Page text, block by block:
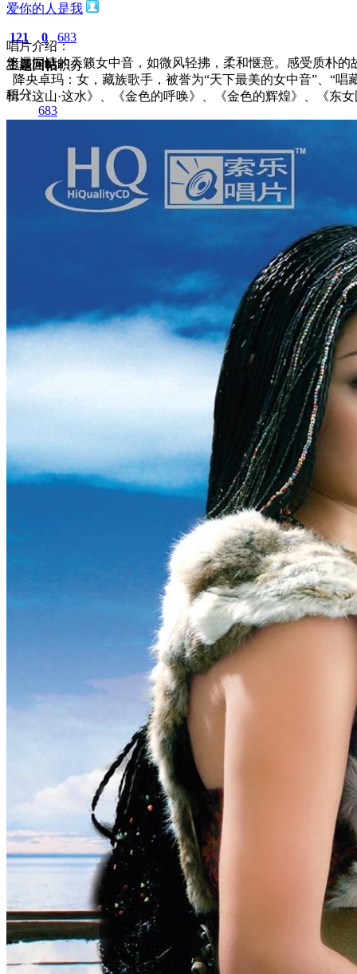
爱你的人是我
121
主题
0
回帖
683
积分
积分
683
唱片介绍：
悠远深情的天籁女中音，如微风轻拂，柔和惬意。感受质朴的
降央卓玛：女，藏族歌手，被誉为“天下最美的女中音”、“
辑《这山·这水》、《金色的呼唤》、《金色的辉煌》、《东